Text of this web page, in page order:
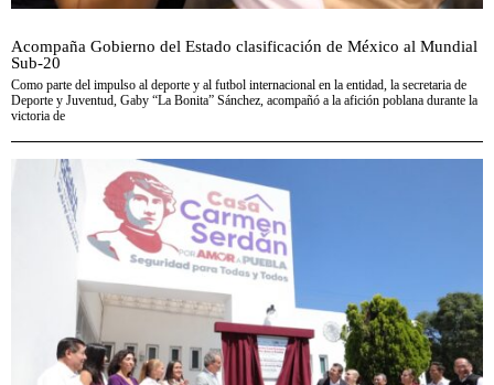
Acompaña Gobierno del Estado clasificación de México al Mundial
Sub-20
Como parte del impulso al deporte y al futbol internacional en la entidad, la secretaria de
Deporte y Juventud, Gaby “La Bonita” Sánchez, acompañó a la afición poblana durante la
victoria de